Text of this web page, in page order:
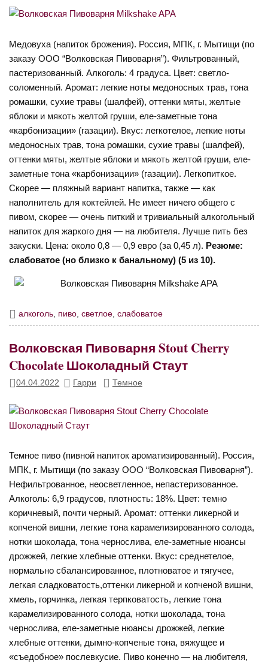
Медовуха (напиток брожения). Россия, МПК, г. Мытищи (по
заказу ООО “Волковская Пивоварня”). Фильтрованный,
пастеризованный. Алкоголь: 4 градуса. Цвет: светло-
соломенный. Аромат: легкие ноты медоносных трав, тона
ромашки, сухие травы (шалфей), оттенки мяты, желтые
яблоки и мякоть желтой груши, еле-заметные тона
«карбонизации» (газации). Вкус: легкотелое, легкие ноты
медоносных трав, тона ромашки, сухие травы (шалфей),
оттенки мяты, желтые яблоки и мякоть желтой груши, еле-
заметные тона «карбонизации» (газации). Легкопиткое.
Скорее — пляжный вариант напитка, также — как
наполнитель для коктейлей. Не имеет ничего общего с
пивом, скорее — очень питкий и тривиальный алкогольный
напиток для жаркого дня — на любителя. Лучше пить без
закуски. Цена: около 0,8 — 0,9 евро (за 0,45 л). Резюме:
слабоватое (но близко к банальному) (5 из 10).
алкоголь, пиво,светлое,слабоватое
Волковская Пивоварня Stout Cherry
Chocolate Шоколадный Стаут
04.04.2022 Гарри Темное
Темное пиво (пивной напиток ароматизированный). Россия,
МПК, г. Мытищи (по заказу ООО “Волковская Пивоварня”).
Нефильтрованное, неосветленное, непастеризованное.
Алкоголь: 6,9 градусов, плотность: 18%. Цвет: темно
коричневый, почти черный. Аромат: оттенки ликерной и
копченой вишни, легкие тона карамелизированного солода,
нотки шоколада, тона чернослива, еле-заметные нюансы
дрожжей, легкие хлебные оттенки. Вкус: среднетелое,
нормально сбалансированное, плотноватое и тягучее,
легкая сладковатость,оттенки ликерной и копченой вишни,
хмель, горчинка, легкая терпковатость, легкие тона
карамелизированного солода, нотки шоколада, тона
чернослива, еле-заметные нюансы дрожжей, легкие
хлебные оттенки, дымно-копченые тона, вяжущее и
«съедобное» послевкусие. Пиво конечно — на любителя,